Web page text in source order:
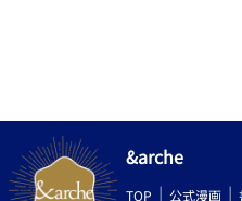
&arche
TOP 公式漫画